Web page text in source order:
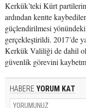
Kerkük’teki Kürt
ardından kentte
güçlendirilmesi
gerçekleştirildi. 2017’de
Kerkük Valiliği de dahil
güvenlik görevini
HABERE YORUM KAT